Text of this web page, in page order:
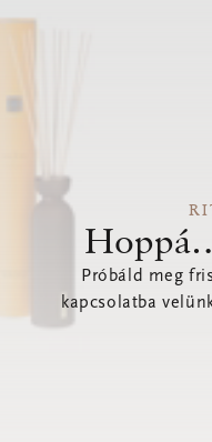
Próbáld meg
kapcsolatba